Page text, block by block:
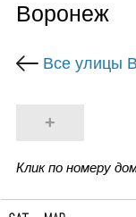
Воронеж
Все улицы
+
Клик по номеру